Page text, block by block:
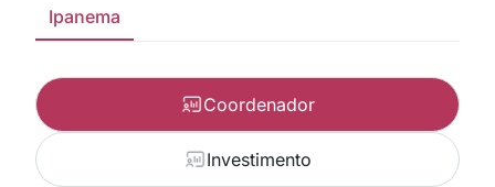
Ipanema
Coordenador
Investimento